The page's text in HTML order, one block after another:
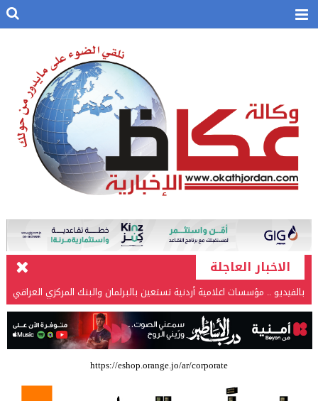
الاخبار العاجلة
بالفيديو .. مؤسسات اعلامية أردنية تستعين بالبرلمان والبنك المركزي العراقي
في قضيتها مع طارق الحسن
بالفيديو .. إرادة القائد ثم التعليم ثم الصناعة والزراعة قذفت ببنجلاديش خلال
عشرين عاما من دخل الفرد ٤٠٠$ سنويا الى ٦٠٠٠ $ ، فهل نستطيع ؟؟؟؟؟
شركة تسابيح للسياحة والسفر تسير اول رحلة لحجاج بيت الله الحرام عبر مطار
https://eshop.orange.jo/ar/corporate